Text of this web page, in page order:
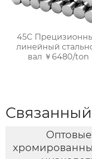
45C
линейный
вал ￥6480/ton
Связанный